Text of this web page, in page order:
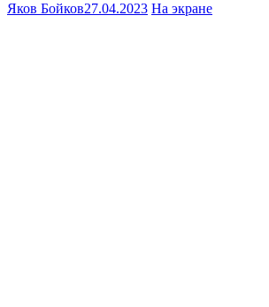
Яков Бойков27.04.2023 На экране